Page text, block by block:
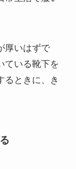
厚いはずで
ている靴下を
るときに、き